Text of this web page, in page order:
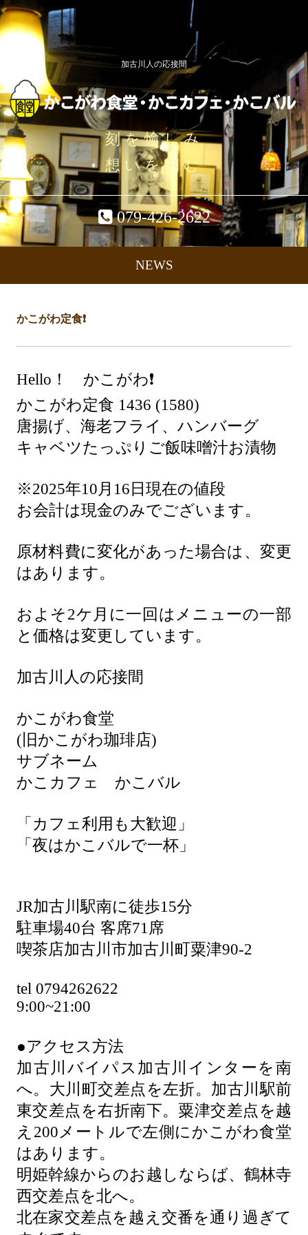
加古川人の応接間
刻を愉しみ
想いを刻む
079-426-2622
NEWS
かこがわ定食❗️
Hello！ かこがわ❗️
かこがわ定食 1436 (1580)
唐揚げ、海老フライ、ハンバーグ
キャベツたっぷりご飯味噌汁お漬物
※2025年10月16日現在の値段
お会計は現金のみでございます。
原材料費に変化があった場合は、変更
はあります。
およそ2ケ月に一回はメニューの一部
と価格は変更しています。
加古川人の応接間
かこがわ食堂
(旧かこがわ珈琲店)
サブネーム
かこカフェ かこバル
「カフェ利用も大歓迎」
「夜はかこバルで一杯」
JR加古川駅南に徒歩15分
駐車場40台 客席71席
喫茶店加古川市加古川町粟津90-2
tel 0794262622
9:00~21:00
●アクセス方法
加古川バイパス加古川インターを南
へ。大川町交差点を左折。加古川駅前
東交差点を右折南下。粟津交差点を越
え200メートルで左側にかこがわ食堂
はあります。
明姫幹線からのお越しならば、鶴林寺
西交差点を北へ。
北在家交差点を越え交番を通り過ぎて